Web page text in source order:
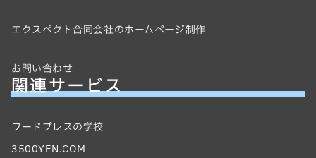
エクスペクト合同会社のホームページ制作
お問い合わせ
関連サービス
ワードプレスの学校
3500YEN.COM